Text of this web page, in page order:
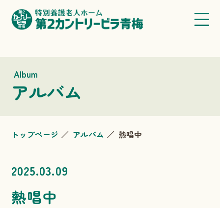
Album
アルバム
トップページ アルバム 熱唱中
2025.03.09
熱唱中